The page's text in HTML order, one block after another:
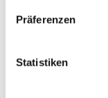
Präferenzen
Statistiken